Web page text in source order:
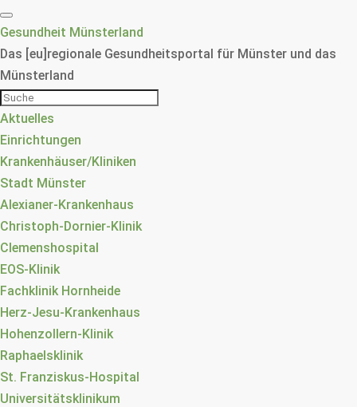
Gesundheit Münsterland
Das [eu]regionale Gesundheitsportal für Münster und das
Münsterland
Aktuelles
Einrichtungen
Krankenhäuser/Kliniken
Stadt Münster
Alexianer-Krankenhaus
Christoph-Dornier-Klinik
Clemenshospital
EOS-Klinik
Fachklinik Hornheide
Herz-Jesu-Krankenhaus
Hohenzollern-Klinik
Raphaelsklinik
St. Franziskus-Hospital
Universitätsklinikum